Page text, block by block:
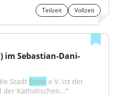
Teilzeit Vollzeit
im Sebastian-Dani-
Stadt Bonn e.V. ist der
Katholischen..."